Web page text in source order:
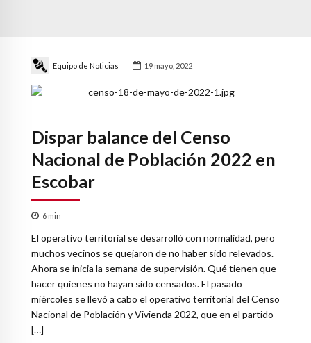
Equipo de Noticias 19 mayo, 2022
Dispar balance del Censo
Nacional de Población 2022 en
Escobar
6 min
El operativo territorial se desarrolló con normalidad, pero
muchos vecinos se quejaron de no haber sido relevados.
Ahora se inicia la semana de supervisión. Qué tienen que
hacer quienes no hayan sido censados. El pasado
miércoles se llevó a cabo el operativo territorial del Censo
Nacional de Población y Vivienda 2022, que en el partido
[…]